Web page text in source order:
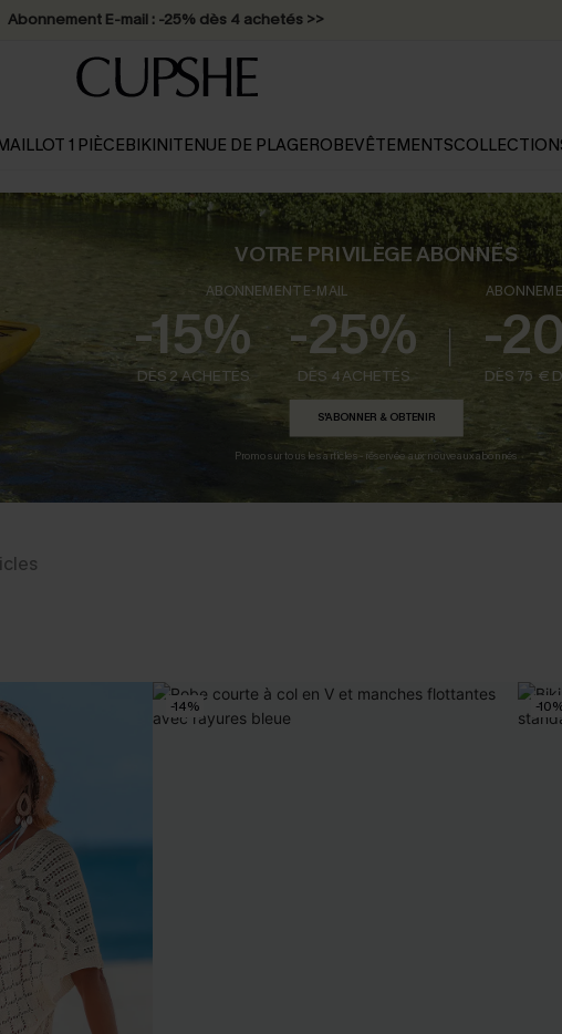
Abonnement E-mail : -25% dès 4 achetés >>
1 PIÈCEBIKINITENUE DE PLAGEROBEVÊTEMENTS
S'ABONNER & OBTENIR
-15% -25%
DÈS 2 ACHETÉS DÈS 4 ACHETÉS
Promo sur tous les articles - réservée aux nouveaux abonnés
VOTRE PRIVILÈGE ABONNÉS
-
DÈS 75 €
ABONNEMENT E-MAIL
-14% -